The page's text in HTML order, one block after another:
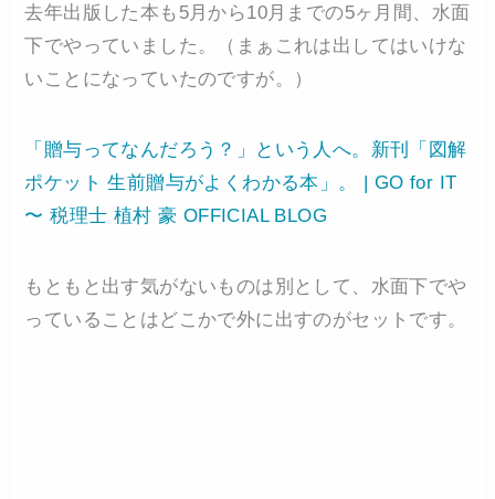
去年出版した本も5月から10月までの5ヶ月間、水面
下でやっていました。（まぁこれは出してはいけな
いことになっていたのですが。）
「贈与ってなんだろう？」という人へ。新刊「図解
ポケット 生前贈与がよくわかる本」。 | GO for IT
〜 税理士 植村 豪 OFFICIAL BLOG
もともと出す気がないものは別として、水面下でや
っていることはどこかで外に出すのがセットです。